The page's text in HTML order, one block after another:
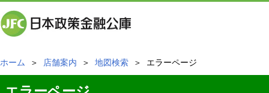
ホーム ＞ 店舗案内 ＞ 地図検索 ＞ エラーページ